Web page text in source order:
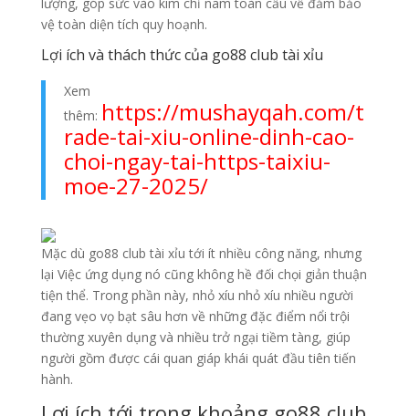
vệ toàn diện tích quy hoạnh.
Lợi ích và thách thức của go88 club tài xỉu
Xem
thêm: https://mushayqah.com/t
rade-tai-xiu-online-dinh-cao-
choi-ngay-tai-https-taixiu-
moe-27-2025/
Mặc dù go88 club tài xỉu tới ít nhiều công năng, nhưng
lại Việc ứng dụng nó cũng không hề đối chọi giản thuận
tiện thể. Trong phần này, nhỏ xíu nhỏ xíu nhiều người
đang vẹo vọ bạt sâu hơn về những đặc điểm nổi trội
thường xuyên dụng và nhiều trở ngại tiềm tàng, giúp
người gồm được cái quan giáp khái quát đầu tiên tiến
hành.